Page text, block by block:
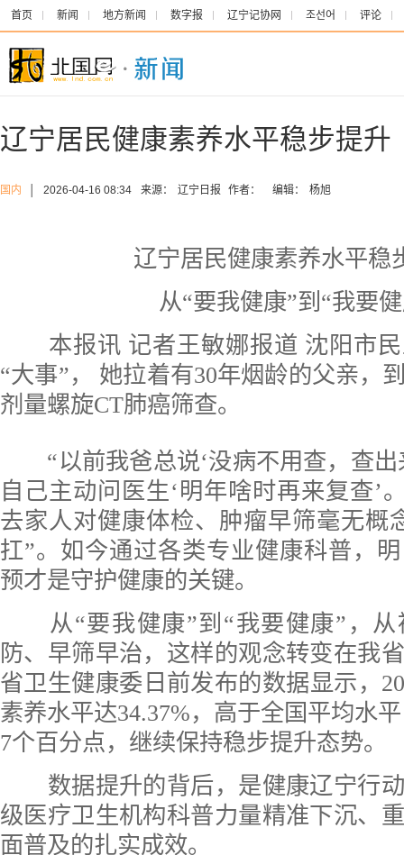
首页 新闻 地方新闻 数字报 辽宁记协网 조선어 评论
辽宁居民健康素养水平稳步提升
国内 2026-04-16 08:34 来源： 辽宁日报 作者： 编辑： 杨旭
辽宁居民健康素养水平稳
从“要我健康”到“我要
本报讯 记者王敏娜报道 沈阳市民
“大事”， 她拉着有30年烟龄的父亲，
剂量螺旋CT肺癌筛查。
“以前我爸总说‘没病不用查，查出
自己主动问医生‘明年啥时再来复查’
去家人对健康体检、肿瘤早筛毫无概
扛”。如今通过各类专业健康科普，
预才是守护健康的关键。
从“要我健康”到“我要健康”，从
防、早筛早治，这样的观念转变在我
省卫生健康委日前发布的数据显示，
素养水平达34.37%，高于全国平均水
7个百分点，继续保持稳步提升态势。
数据提升的背后，是健康辽宁行动
级医疗卫生机构科普力量精准下沉、
面普及的扎实成效。